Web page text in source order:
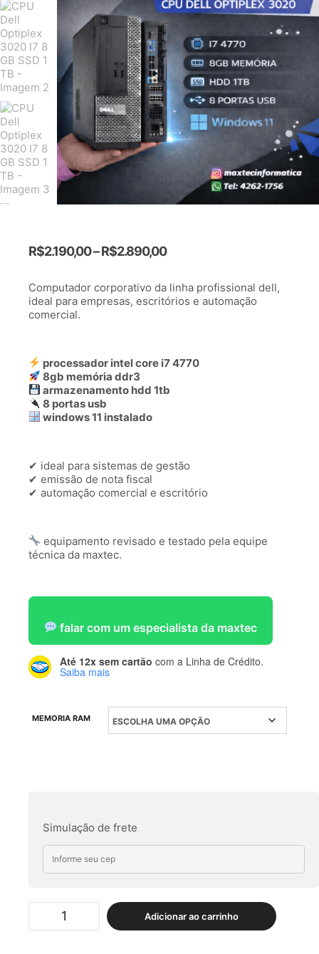
R$2.190,00–R$2.890,00
Computador corporativo da linha profissional dell,
ideal para empresas, escritórios e automação
comercial.
processador intel core i7 4770
8gb memória ddr3
armazenamento hdd 1tb
8 portas usb
windows 11 instalado
✔ ideal para sistemas de gestão
✔ emissão de nota fiscal
✔ automação comercial e escritório
equipamento revisado e testado pela equipe
técnica da maxtec.
falar com um especialista da maxtec
Até 12x sem cartão com a Linha de Crédito.
Saiba mais
MEMORIA RAM
Simulação de frete
Optiplex
Adicionar ao carrinho